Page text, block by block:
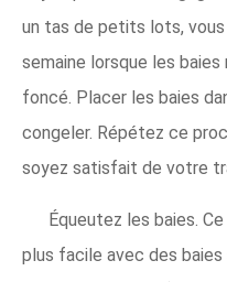
un tas de petits lots,
semaine lorsque les
foncé. Placer les baies
congeler. Répétez ce
soyez satisfait de votre
Équeutez les baies.
plus facile avec des